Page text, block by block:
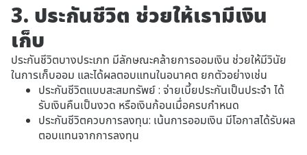
3. ประกันชีวิต ช่วยให้เรามีเงิน
เก็บ
ประกันชีวิตบางประเภท มีลักษณะคล้ายการออมเงิน ช่วยให้มีวินัย
ในการเก็บออม และได้ผลตอบแทนในอนาคต ยกตัวอย่างเช่น
ประกันชีวิตแบบสะสมทรัพย์ : จ่ายเบี้ยประกันเป็นประจำ ได้
รับเงินคืนเป็นงวด หรือเงินก้อนเมื่อครบกำหนด
ประกันชีวิตควบการลงทุน: เน้นการออมเงิน มีโอกาสได้รับผล
ตอบแทนจากการลงทุน